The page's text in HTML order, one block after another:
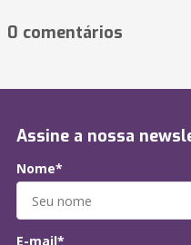
0 comentários
Assine a nossa
Nome*
E-mail*